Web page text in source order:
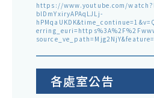
https://www.youtube.com/
blDmYxiryAPAqLJLj-
各處室公告